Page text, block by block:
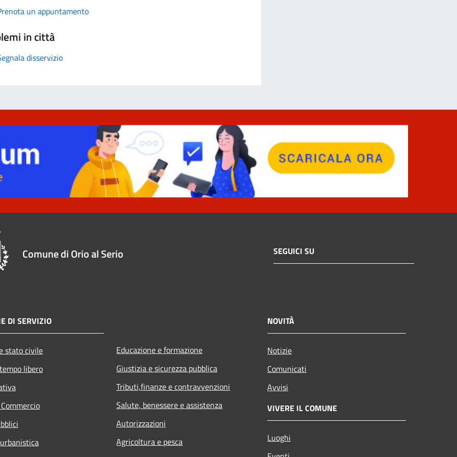
un appuntamento
in città
disservizio
Comune di Orio al Serio SEGUICI SU
DI SERVIZIO
stato civile
libero
Educazione e formazione
Giustizia e sicurezza pubblica
Tributi,finanze e contravvenzioni
Salute, benessere e assistenza
Autorizzazioni
Agricoltura e pesca
NOVITÀ
Notizie
Comunicati
Avvisi
VIVERE IL COMUNE
Luoghi